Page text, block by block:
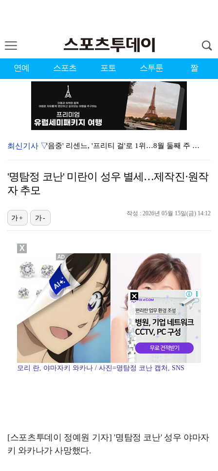
연예 스포츠 포토 스투툰 짤
'음중' 리센느, '프리티 걸'로 1위…8월 둘째 주 …
강채연, 제주삼다수 3R 선두 질주…서어진·장은수 1타…
아이들, '톰보이'까지 MV 4억뷰 돌파…통산 3번째 …
[ST포토] 정지효, 퍼터 확인
축구협회 성접대 파문에 더불어민주당 "타락한 뒷거래로 …
최신기사 ▽
'명탐정 코난' 미란이 성우 별세…제작진·원작
자 추모
작성 : 2026년 05월 15일(금) 14:12
가+ 가-
모리 란, 야마자키 와카나 / 사진=명탐정 코난 캡처, SNS
[스포츠투데이 정예원 기자] '명탐정 코난' 성우 야마자
키 와카나가 사망했다.
X